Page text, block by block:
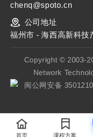
chenq@spoto.cn
公司地址
福州市 - 海西高新科技
Copyright © 2003-
Network
闽公网安备
首页 课程方案